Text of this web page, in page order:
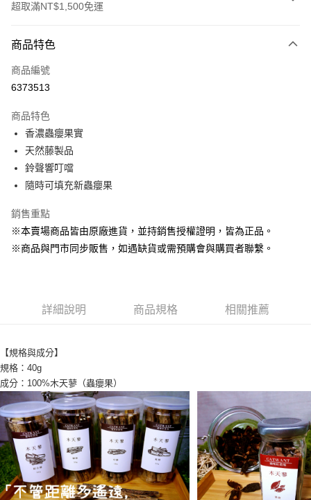
超取滿NT$1,500免運
信用卡一次付款
超商取貨付款
Apple Pay
街口支付
悠遊付
Google Pay
ATM付款
【全家】取貨付款1500免運
【全家】取貨1500免運
每筆NT$60，滿NT$1,500(含以上)免運費
【7-11】取貨付款1500免運
每筆NT$80，滿NT$1,500(含以上)免運費
【7-11】取貨1500免運
每筆NT$60，滿NT$1,500(含以上)免運費
宅配【全館滿1500免運】
商品特色
商品編號
6373513
商品特色
香濃蟲癭果實
天然藤製品
鈴聲響叮噹
隨時可填充新蟲癭果
銷售重點
※本賣場商品皆由原廠進貨，並持銷售授權證明，皆為正品。
※商品與門市同步販售，如遇缺貨或需預購會與購買者聯繫。
詳細說明 商品規格 相關推薦
【規格與成分】
規格：40g
成分：100%木天蓼（蟲癭果）